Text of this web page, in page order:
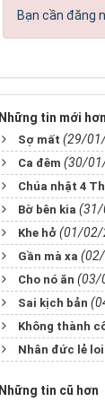
Bạn cần đăng
Những tin mới hơn
Sợ mất (29/
Ca đêm (30/
Chúa nhật 4
Bờ bên kia (31/
Khe hở (01/02/
Gần mà xa
Cho nó ăn (03/
Sai kịch bản
Không thành
Nhân đức lẻ loi
Những tin cũ hơn